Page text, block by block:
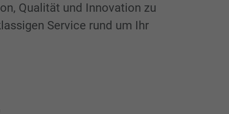
Qualität und Innovation zu
Service rund um Ihr